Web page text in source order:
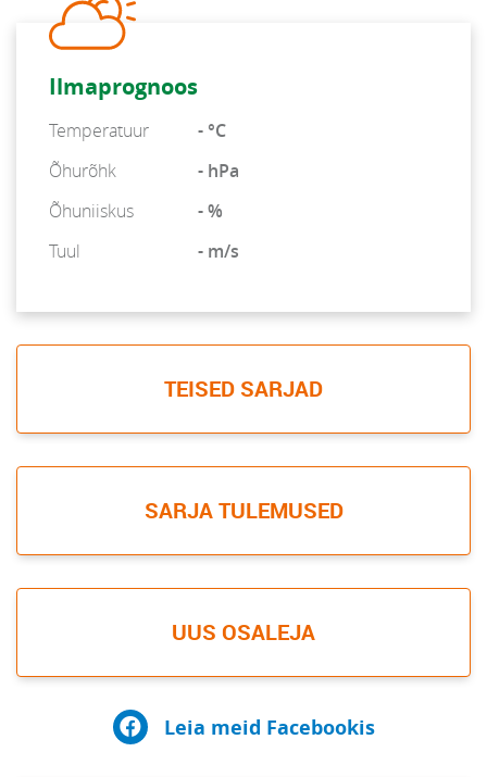
Ilmaprognoos
Temperatuur
- °C
Õhurõhk
- hPa
Õhuniiskus
- %
Tuul
- m/s
TEISED SARJAD
SARJA TULEMUSED
UUS OSALEJA
Leia meid Facebookis